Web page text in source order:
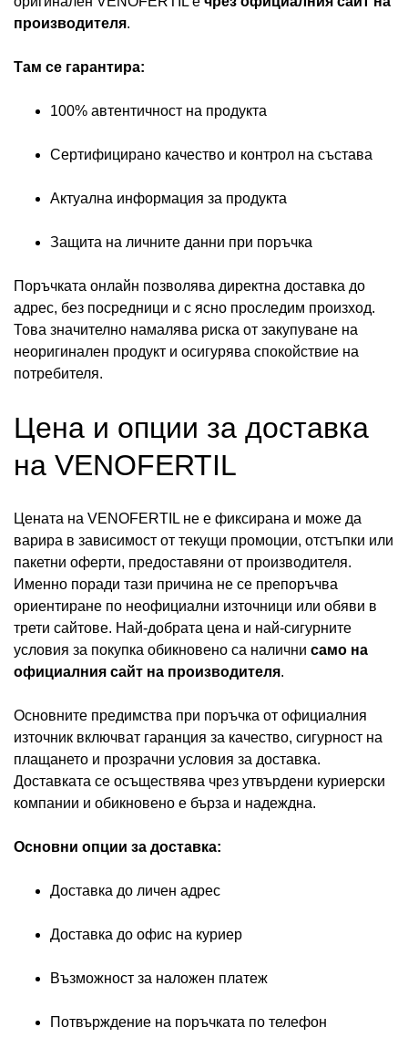
производителя.
Там се гарантира:
100% автентичност на продукта
Сертифицирано качество и контрол на състава
Актуална информация за продукта
Защита на личните данни при поръчка
Поръчката онлайн позволява директна доставка до
адрес, без посредници и с ясно проследим произход.
Това значително намалява риска от закупуване на
неоригинален продукт и осигурява спокойствие на
потребителя.
Цена и опции за доставка
на VENOFERTIL
Цената на VENOFERTIL не е фиксирана и може да
варира в зависимост от текущи промоции, отстъпки или
пакетни оферти, предоставяни от производителя.
Именно поради тази причина не се препоръчва
ориентиране по неофициални източници или обяви в
трети сайтове. Най-добрата цена и най-сигурните
условия за покупка обикновено са налични само на
официалния сайт на производителя.
Основните предимства при поръчка от официалния
източник включват гаранция за качество, сигурност на
плащането и прозрачни условия за доставка.
Доставката се осъществява чрез утвърдени куриерски
компании и обикновено е бърза и надеждна.
Основни опции за доставка:
Доставка до личен адрес
Доставка до офис на куриер
Възможност за наложен платеж
Потвърждение на поръчката по телефон